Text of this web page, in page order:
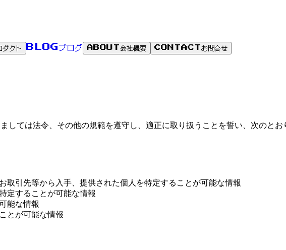
ダクト BLOGブログ ABOUT会社概要 CONTACTお問合せ
しては法令、その他の規範を遵守し、適正に取り扱うことを誓い、次のと
引先等から入手、提供された個人を特定することが可能な情報
定することが可能な情報
能な情報
とが可能な情報